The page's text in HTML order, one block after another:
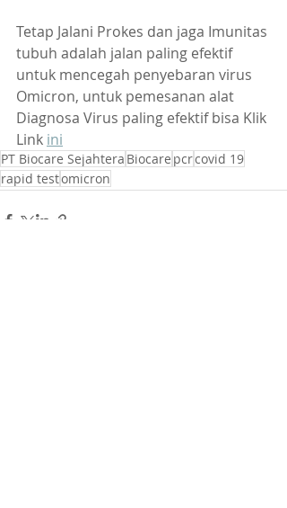
Tetap Jalani Prokes dan jaga Imunitas
tubuh adalah jalan paling efektif
untuk mencegah penyebaran virus
Omicron, untuk pemesanan alat
Diagnosa Virus paling efektif bisa Klik
Link ini
PT Biocare Sejahtera Biocare pcrcovid 19
rapid testomicron